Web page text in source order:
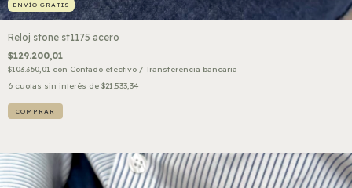
ENVÍO GRATIS
Reloj stone st1175 acero
$129.200,01
$103.360,01 con Contado efectivo / Transferencia bancaria
6 cuotas sin interés de $21.533,34